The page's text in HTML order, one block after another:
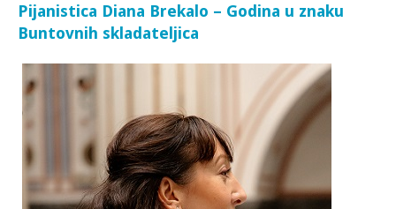
Pijanistica Diana Brekalo – Godina u znaku
Buntovnih skladateljica